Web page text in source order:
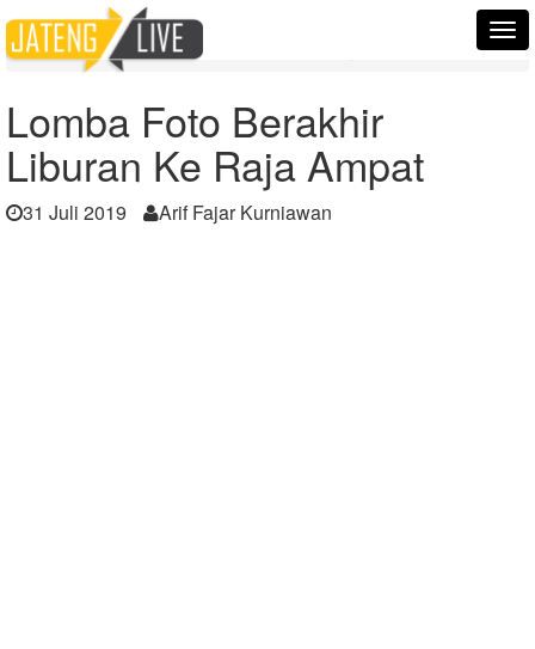
Home
Berita
Lomba Foto Berakhir Liburan Ke Raja Ampat
Lomba Foto Berakhir
Liburan Ke Raja Ampat
31 Juli 2019 Arif Fajar Kurniawan